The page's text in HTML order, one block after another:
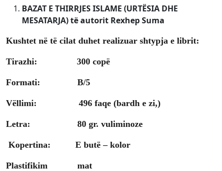
BAZAT E THIRRJES ISLAME (URTËSIA DHE
MESATARJA) të autorit Rexhep Suma
Kushtet në të cilat duhet realizuar shtypja e librit:
Tirazhi: 300 copë
Formati: B/5
Vëllimi: 496 faqe (bardh e zi,)
Letra: 80 gr. vuliminoze
Kopertina: E butë – kolor
Plastifikim mat